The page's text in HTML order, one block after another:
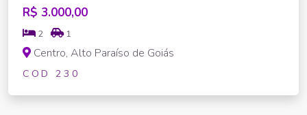
R$ 3.000,00
2 1
Centro, Alto Paraíso de Goiás
COD 230